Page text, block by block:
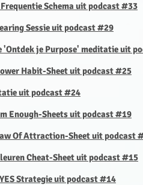
Schema uit podcast #33
Sessie uit podcast #29
'Ontdek je Purpose' meditatie uit
Habit-Sheet uit podcast #25
uit podcast #24
Enough-Sheets uit podcast #19
Of Attraction-Sheet uit podcast
Cheat-Sheet uit podcast #15
Strategie uit podcast #14